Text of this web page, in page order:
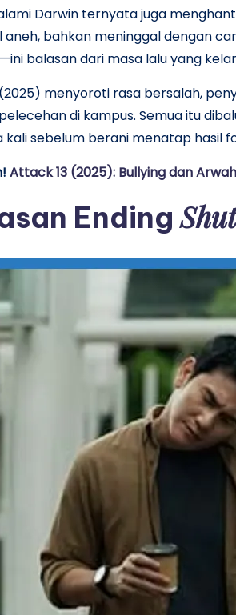
Darwin ternyata juga
bahkan meninggal dengan
balasan dari masa lalu yang
menyoroti rasa bersalah,
di kampus. Semua itu
kali sebelum berani menatap hasil
Attack 13 (2025): Bullying dan
Ending